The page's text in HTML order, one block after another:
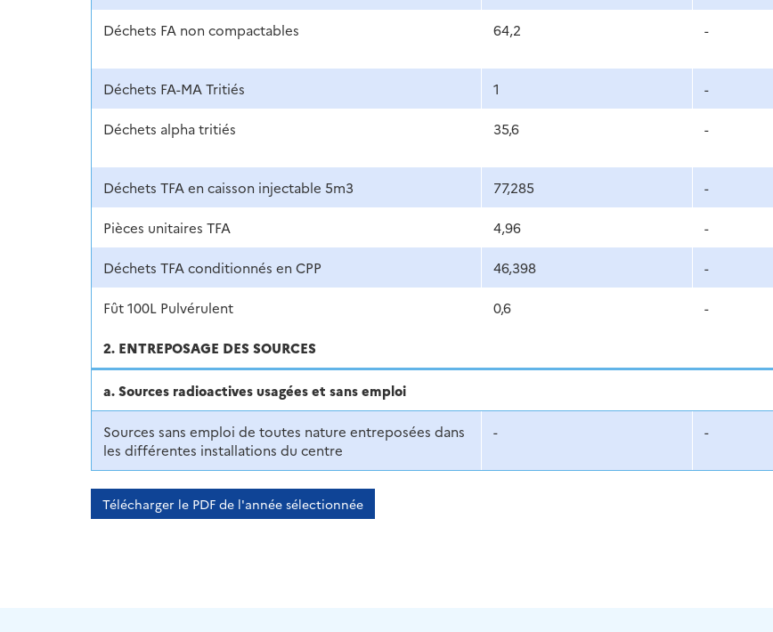
Déchets FA non compactables 64,2 -
Déchets FA-MA Tritiés 1 -
Déchets alpha tritiés 35,6 -
Déchets TFA en caisson injectable 5m3 77,285 -
Pièces unitaires TFA 4,96 -
Déchets TFA conditionnés en CPP 46,398 -
Fût 100L Pulvérulent 0,6 -
2. ENTREPOSAGE DES SOURCES
a. Sources radioactives usagées et sans emploi
Sources sans emploi de toutes nature entreposées dans
les différentes installations du centre
- -
Télécharger le PDF de l'année sélectionnée